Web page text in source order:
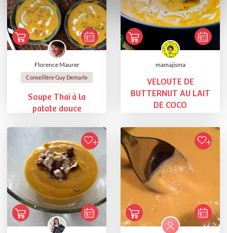
Florence Maurer
Conseillère Guy Demarle
Soupe Thaï à la
patate douce
mamajisma
VELOUTE DE
BUTTERNUT AU LAIT
DE COCO